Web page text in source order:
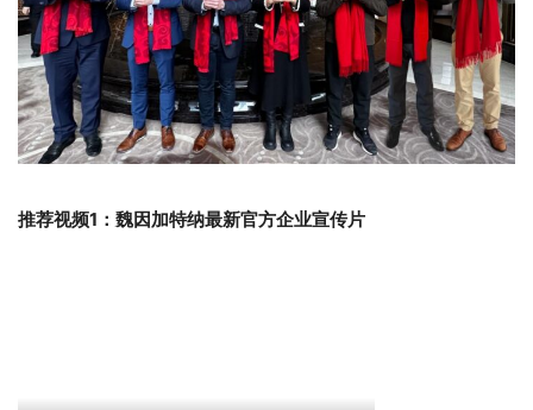
推荐视频1：魏因加特纳最新官方企业宣传片